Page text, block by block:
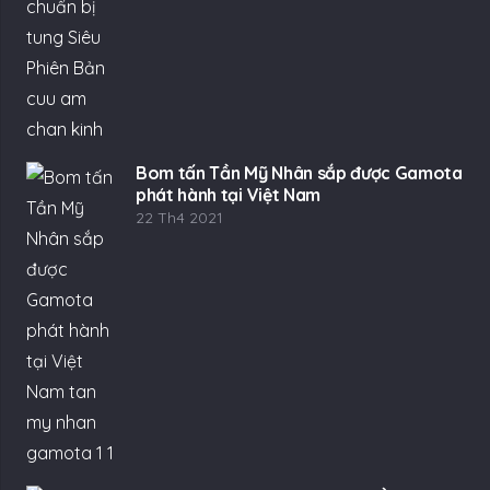
Bom tấn Tần Mỹ Nhân sắp được Gamota
phát hành tại Việt Nam
22 Th4 2021